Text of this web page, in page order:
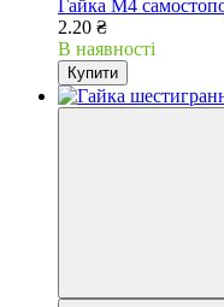
Гайка М4
2.20 ₴
В наявності
Купити